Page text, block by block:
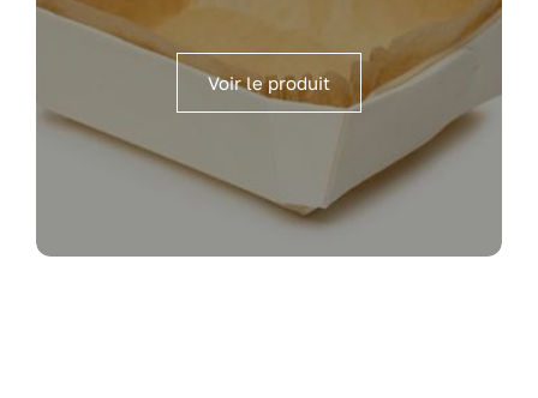
Voir le produit